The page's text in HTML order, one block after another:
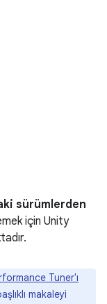
sürümlerden
için Unity
Tuner'ı
makaleyi